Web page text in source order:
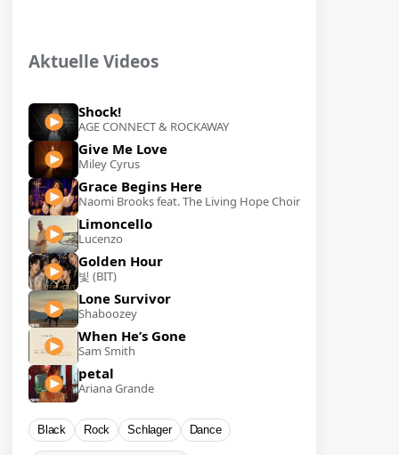
Aktuelle Videos
Shock!
AGE CONNECT & ROCKAWAY
Give Me Love
Miley Cyrus
Grace Begins Here
Naomi Brooks feat. The Living Hope Choir
Limoncello
Lucenzo
Golden Hour
빛 (BIT)
Lone Survivor
Shaboozey
When He’s Gone
Sam Smith
petal
Ariana Grande
Black Rock Schlager Dance